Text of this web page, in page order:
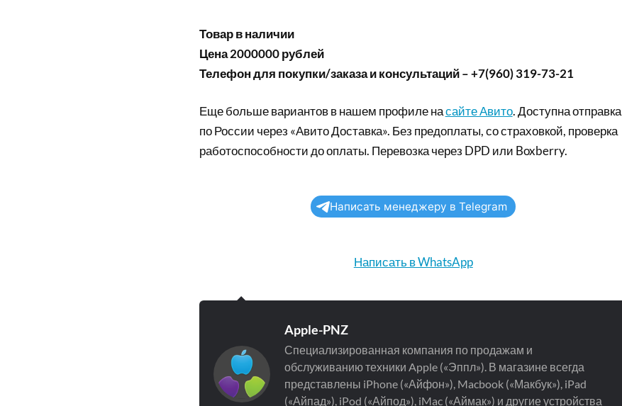
Товар в наличии
Цена 2000000 рублей
Телефон для покупки/заказа и консультаций – +7(960) 319-73-21
Еще больше вариантов в нашем профиле насайте Авито. Доступна отправка
по России через «Авито Доставка». Без предоплаты, со страховкой, проверка
работоспособности до оплаты. Перевозка через DPD или Boxberry.
Написать менеджеру в Telegram
Написать в WhatsApp
Apple-PNZ
Специализированная компания по продажам и
обслуживанию техники Apple («Эппл»). В магазине всегда
представлены iPhone («Айфон»), Macbook («Макбук»), iPad
(«Айпад»), iPod («Айпод»), iMac («Аймак») и другие устройства